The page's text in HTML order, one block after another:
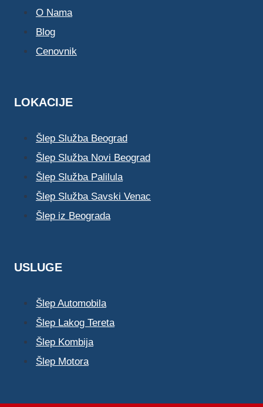
O Nama
Blog
Cenovnik
LOKACIJE
Šlep Služba Beograd
Šlep Služba Novi Beograd
Šlep Služba Palilula
Šlep Služba Savski Venac
Šlep iz Beograda
USLUGE
Šlep Automobila
Šlep Lakog Tereta
Šlep Kombija
Šlep Motora